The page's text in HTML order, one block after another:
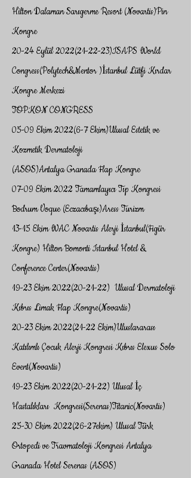
Hilton Dalaman Sarıgerme Resort (Novartis)Pin
Kongre
20-24 Eylül2022(21-22-23)ISAPS World
Congress(Polytech&Mentor )İstanbul Lütfi Kırdar
Kongre Merkezi
TOPKON CONGRESS
05-09 Ekim 2022(6-7 Ekim)Ulusal Estetik ve
Kozmetik Dermatoloji
(ASOS)Antalya Granada Flap Kongre
07-09 Ekim 2022 Tamamlayıcı Tıp Kongresi
Bodrum Voque (Eczacıbaşı)Aress Turizm
13-15 Ekim WAC Novartis Alerji İstanbul(Figür
Kongre) Hilton Bomonti Istanbul Hotel &
Conference Center(Novartis)
19-23 Ekim2022(20-21-22) Ulusal Dermatoloji
Kıbrıs Limak Flap Kongre(Novartis)
20-23 Ekim2022(21-22 Ekim)Uluslararası
Katılımlı Çocuk Alerji Kongresi Kıbrıs Elexus Solo
Event(Novartis)
19-23 Ekim2022(20-21-22) Ulusal İç
Hastalıkları Kongresi(Serenas)Titanic(Novartis)
25-30 Ekim 2022(26-27ekim) Ulusal Türk
Ortopedi ve Travmatoloji Kongresi Antalya
Granada Hotel Serenas (ASOS)